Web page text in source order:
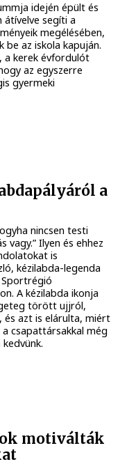
idején épült és
átívelve segíti a
megélésében,
be az iskola kapuján.
a kerek évfordulót
az egyszerre
gyermeki
a
nincsen testi
vagy.” Ilyen és ehhez
is
kézilabda-legenda
A kézilabda ikonja
törött ujjról,
és azt is elárulta, miért
csapattársakkal még
motiválták